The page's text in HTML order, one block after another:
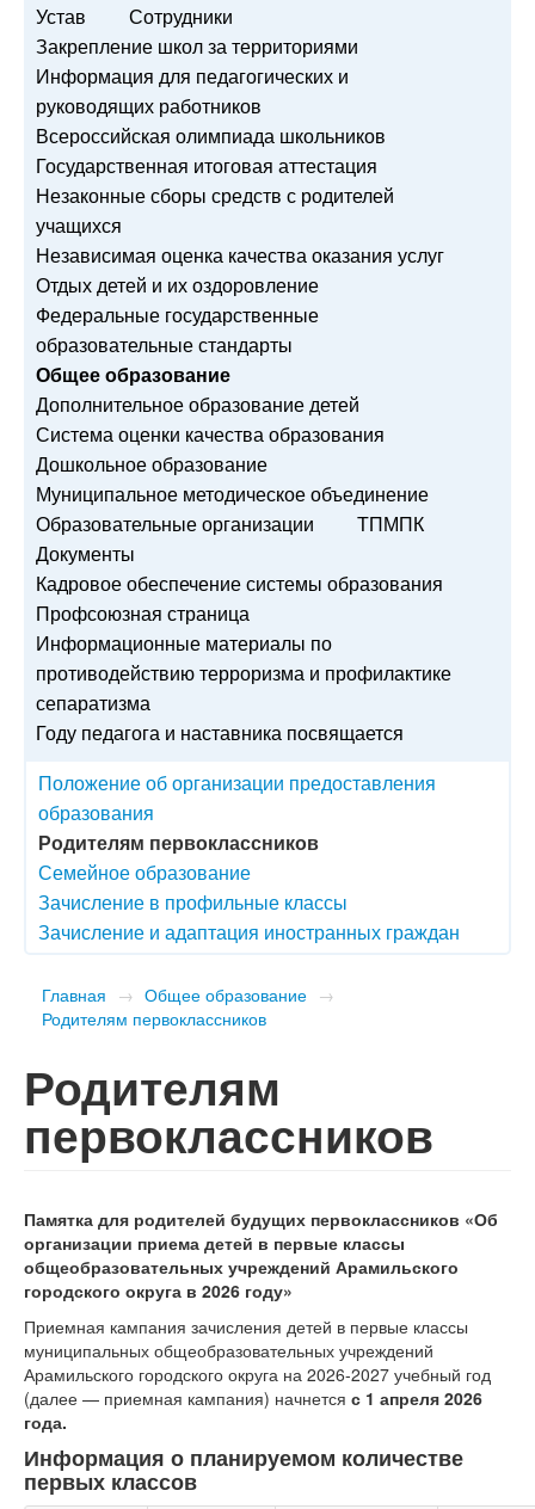
Устав
Сотрудники
Закрепление школ за территориями
Информация для педагогических и
руководящих работников
Всероссийская олимпиада школьников
Государственная итоговая аттестация
Незаконные сборы средств с родителей
учащихся
Независимая оценка качества оказания услуг
Отдых детей и их оздоровление
Федеральные государственные
образовательные стандарты
Общее образование
Дополнительное образование детей
Система оценки качества образования
Дошкольное образование
Муниципальное методическое объединение
Образовательные организации
ТПМПК
Документы
Кадровое обеспечение системы образования
Профсоюзная страница
Информационные материалы по
противодействию терроризма и профилактике
сепаратизма
Году педагога и наставника посвящается
Положение об организации предоставления
образования
Родителям первоклассников
Семейное образование
Зачисление в профильные классы
Зачисление и адаптация иностранных граждан
Главная → Общее образование →
Родителям первоклассников
Родителям
первоклассников
Памятка для родителей будущих первоклассников «Об
организации приема детей в первые классы
общеобразовательных учреждений Арамильского
городского округа в 2026 году»
Приемная кампания зачисления детей в первые классы
муниципальных общеобразовательных учреждений
Арамильского городского округа на 2026-2027 учебный год
(далее — приемная кампания) начнется с 1 апреля 2026
года.
Информация о планируемом количестве
первых классов